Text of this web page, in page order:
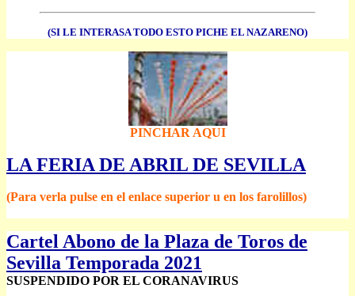
(SI LE INTERASA TODO ESTO PICHE EL NAZARENO)
PINCHAR AQUI
LA FERIA DE ABRIL DE SEVILLA
(Para verla pulse en el enlace superior u en los farolillos)
Cartel Abono de la Plaza de Toros de
Sevilla Temporada 2021
SUSPENDIDO POR EL CORANAVIRUS